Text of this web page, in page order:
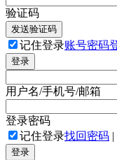
验证码
发送验证码
记住登录账号密码
登录
用户名/手机号/邮箱
登录密码
记住登录找回密码 |
登录